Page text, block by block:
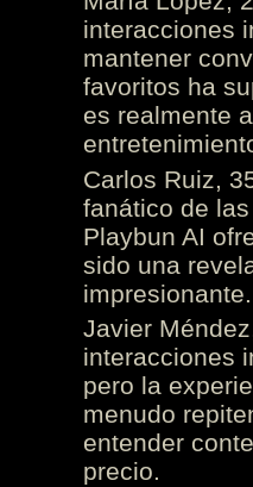
interacciones
mantener
favoritos ha
es realmente
Carlos Ruiz,
fanático de
Playbun AI
sido una
Javier
interacciones
pero la
menudo
entender
precio.